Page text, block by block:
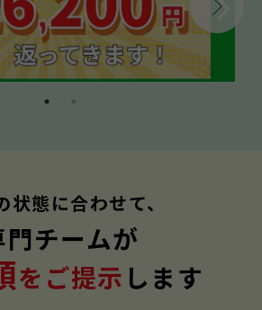
状態に合わせて、
門チームが
をご提示 します